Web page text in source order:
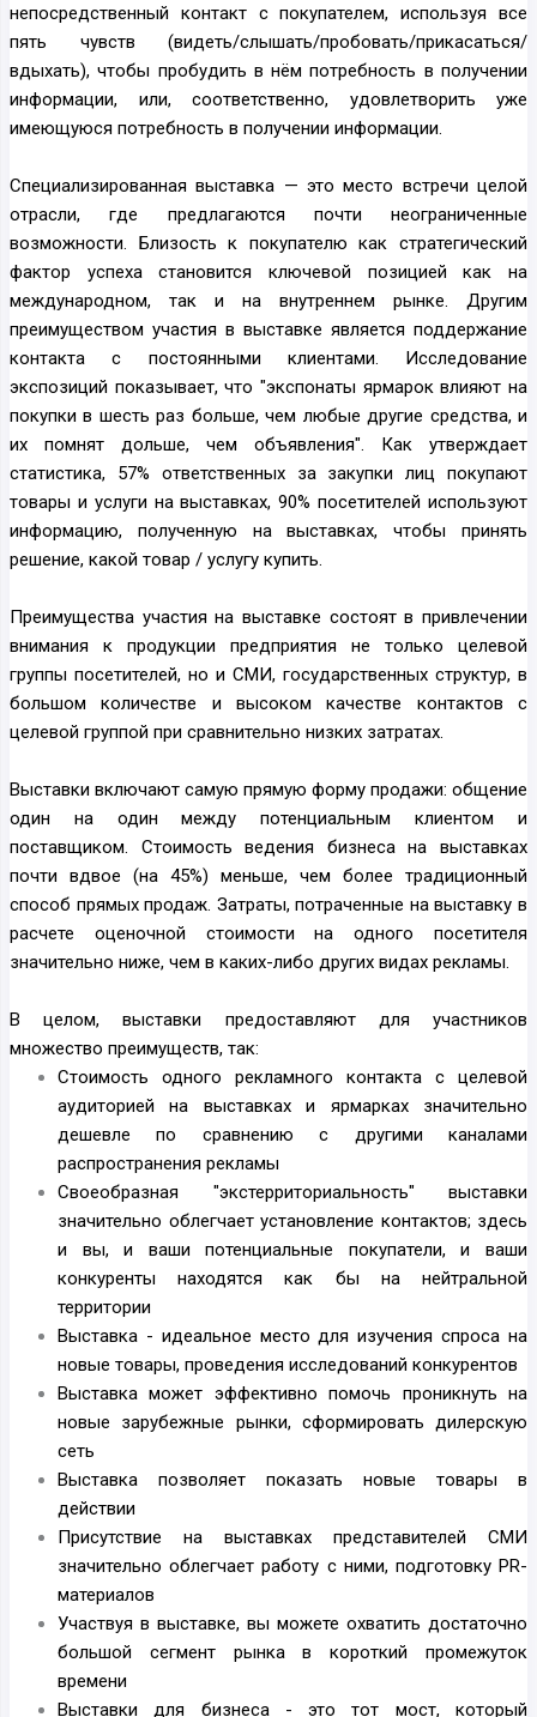
непосредственный контакт с покупателем, используя все
пять чувств (видеть/слышать/пробовать/прикасаться/
вдыхать), чтобы пробудить в нём потребность в получении
информации, или, соответственно, удовлетворить уже
имеющуюся потребность в получении информации.
Специализированная выставка — это место встречи целой
отрасли, где предлагаются почти неограниченные
возможности. Близость к покупателю как стратегический
фактор успеха становится ключевой позицией как на
международном, так и на внутреннем рынке. Другим
преимуществом участия в выставке является поддержание
контакта с постоянными клиентами. Исследование
экспозиций показывает, что "экспонаты ярмарок влияют на
покупки в шесть раз больше, чем любые другие средства, и
их помнят дольше, чем объявления". Как утверждает
статистика, 57% ответственных за закупки лиц покупают
товары и услуги на выставках, 90% посетителей используют
информацию, полученную на выставках, чтобы принять
решение, какой товар / услугу купить.
Преимущества участия на выставке состоят в привлечении
внимания к продукции предприятия не только целевой
группы посетителей, но и СМИ, государственных структур, в
большом количестве и высоком качестве контактов с
целевой группой при сравнительно низких затратах.
Выставки включают самую прямую форму продажи: общение
один на один между потенциальным клиентом и
поставщиком. Стоимость ведения бизнеса на выставках
почти вдвое (на 45%) меньше, чем более традиционный
способ прямых продаж. Затраты, потраченные на выставку в
расчете оценочной стоимости на одного посетителя
значительно ниже, чем в каких-либо других видах рекламы.
В целом, выставки предоставляют для участников
множество преимуществ, так:
Стоимость одного рекламного контакта с целевой
аудиторией на выставках и ярмарках значительно
дешевле по сравнению с другими каналами
распространения рекламы
Своеобразная "экстерриториальность" выставки
значительно облегчает установление контактов; здесь
и вы, и ваши потенциальные покупатели, и ваши
конкуренты находятся как бы на нейтральной
территории
Выставка - идеальное место для изучения спроса на
новые товары, проведения исследований конкурентов
Выставка может эффективно помочь проникнуть на
новые зарубежные рынки, сформировать дилерскую
сеть
Выставка позволяет показать новые товары в
действии
Присутствие на выставках представителей СМИ
значительно облегчает работу с ними, подготовку PR-
материалов
Участвуя в выставке, вы можете охватить достаточно
большой сегмент рынка в короткий промежуток
времени
Выставки для бизнеса - это тот мост, который